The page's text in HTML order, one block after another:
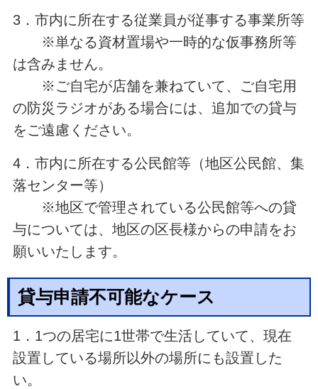
3．市内に所在する従業員が従事する事業所等
※単なる資材置場や一時的な仮事務所等
は含みません。
※ご自宅が店舗を兼ねていて、ご自宅用
の防災ラジオがある場合には、追加での貸与
をご遠慮ください。
4．市内に所在する公民館等（地区公民館、集
落センター等）
※地区で管理されている公民館等への貸
与については、地区の区長様からの申請をお
願いいたします。
貸与申請不可能なケース
1．1つの居宅に1世帯で生活していて、現在
設置している場所以外の場所にも設置した
い。